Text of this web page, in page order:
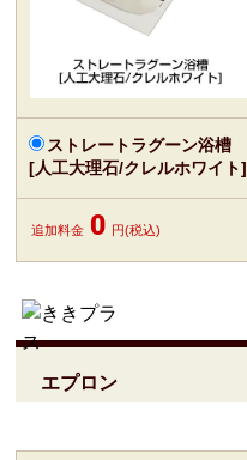
ストレートラグーン浴槽
[人工大理石/クレルホワイト]
追加料金 0 円(税込)
エプロン